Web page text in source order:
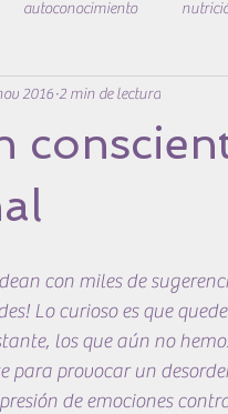
autoconocimiento
2016 2 min de lectura
con miles de
Lo curioso es que
los que aún no
para provocar un
de emociones